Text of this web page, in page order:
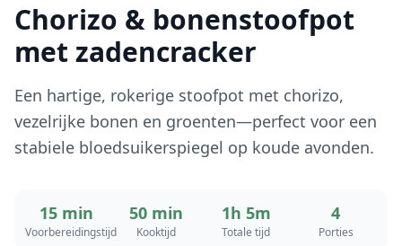
Chorizo & bonenstoofpot
met zadencracker
Een hartige, rokerige stoofpot met chorizo,
vezelrijke bonen en groenten—perfect voor een
stabiele bloedsuikerspiegel op koude avonden.
15 min
Voorbereidingstijd
50 min
Kooktijd
1h 5m
Totale tijd
4
Porties